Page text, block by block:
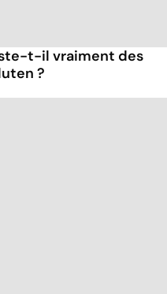
t-il vraiment des
?